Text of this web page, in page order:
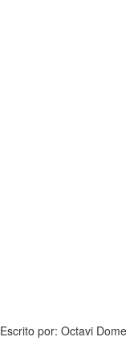
Escrito por: Octavi